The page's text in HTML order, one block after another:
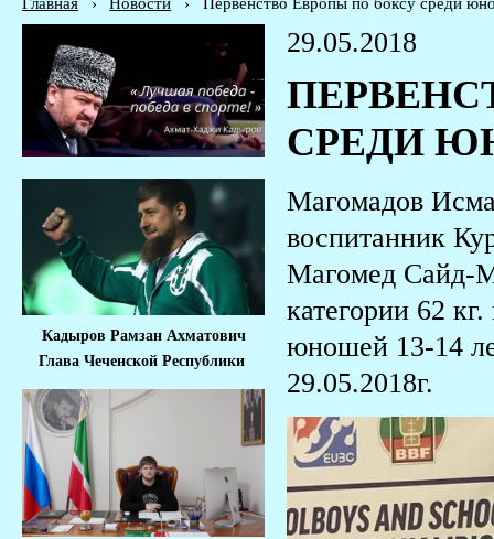
Кадыров Рамзан Ахматович
Глава Чеченской Республики
29.05.2018
СРЕДИ
Магомадов
воспитанник
Магомед Сайд-
категории 62
юношей 13-14
29.05.2018г.